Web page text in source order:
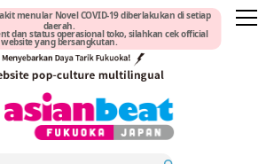
menular Novel COVID-19 diberlakukan di setiap
daerah.
dan status operasional toko, silahkan cek official
website yang bersangkutan.